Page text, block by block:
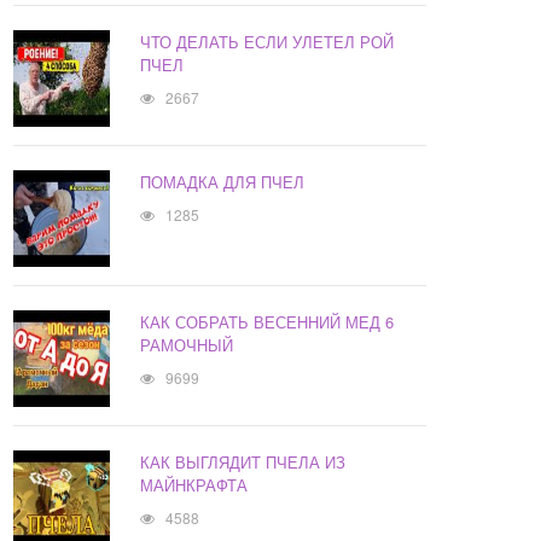
ЧТО ДЕЛАТЬ ЕСЛИ УЛЕТЕЛ РОЙ
ПЧЕЛ
2667
ПОМАДКА ДЛЯ ПЧЕЛ
1285
КАК СОБРАТЬ ВЕСЕННИЙ МЕД 6
РАМОЧНЫЙ
9699
КАК ВЫГЛЯДИТ ПЧЕЛА ИЗ
МАЙНКРАФТА
4588